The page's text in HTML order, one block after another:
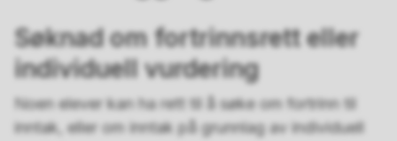
Søknad om fortrinnsrett eller
individuell vurdering
Noen elever kan ha rett til å søke om fortrinn til
inntak, eller om inntak på grunnlag av individuell